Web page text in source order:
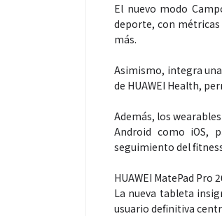
El nuevo modo
deporte, con
más.
Asimismo, integra
de HUAWEI Health,
Además, los
Android como iOS,
seguimiento del
HUAWEI MatePad Pro
La nueva tableta
usuario definitiva